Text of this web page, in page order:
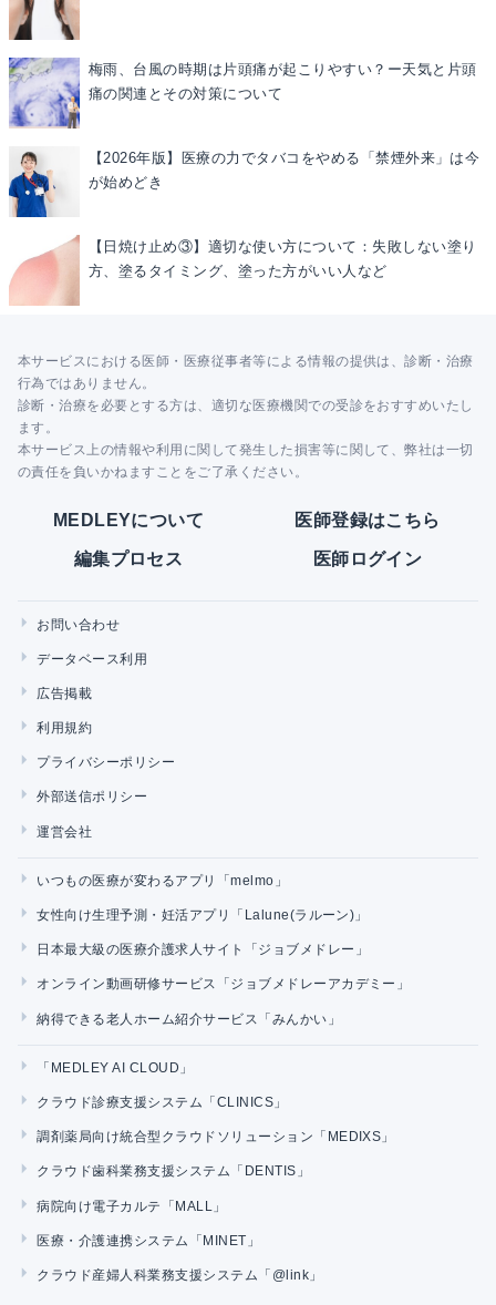
梅雨、台風の時期は片頭痛が起こりやすい？ー天気と片頭
痛の関連とその対策について
【2026年版】医療の力でタバコをやめる「禁煙外来」は今
が始めどき
【日焼け止め③】適切な使い方について：失敗しない塗り
方、塗るタイミング、塗った方がいい人など
本サービスにおける医師・医療従事者等による情報の提供は、診断・治療
行為ではありません。
診断・治療を必要とする方は、適切な医療機関での受診をおすすめいたし
ます。
本サービス上の情報や利用に関して発生した損害等に関して、弊社は一切
の責任を負いかねますことをご了承ください。
MEDLEYについて 医師登録はこちら
編集プロセス 医師ログイン
お問い合わせ
データベース利用
広告掲載
利用規約
プライバシーポリシー
外部送信ポリシー
運営会社
いつもの医療が変わるアプリ「melmo」
女性向け生理予測・妊活アプリ「Lalune(ラルーン)」
日本最大級の医療介護求人サイト「ジョブメドレー」
オンライン動画研修サービス「ジョブメドレーアカデミー」
納得できる老人ホーム紹介サービス「みんかい」
「MEDLEY AI CLOUD」
クラウド診療支援システム「CLINICS」
調剤薬局向け統合型クラウドソリューション「MEDIXS」
クラウド歯科業務支援システム「DENTIS」
病院向け電子カルテ「MALL」
医療・介護連携システム「MINET」
クラウド産婦人科業務支援システム「@link」